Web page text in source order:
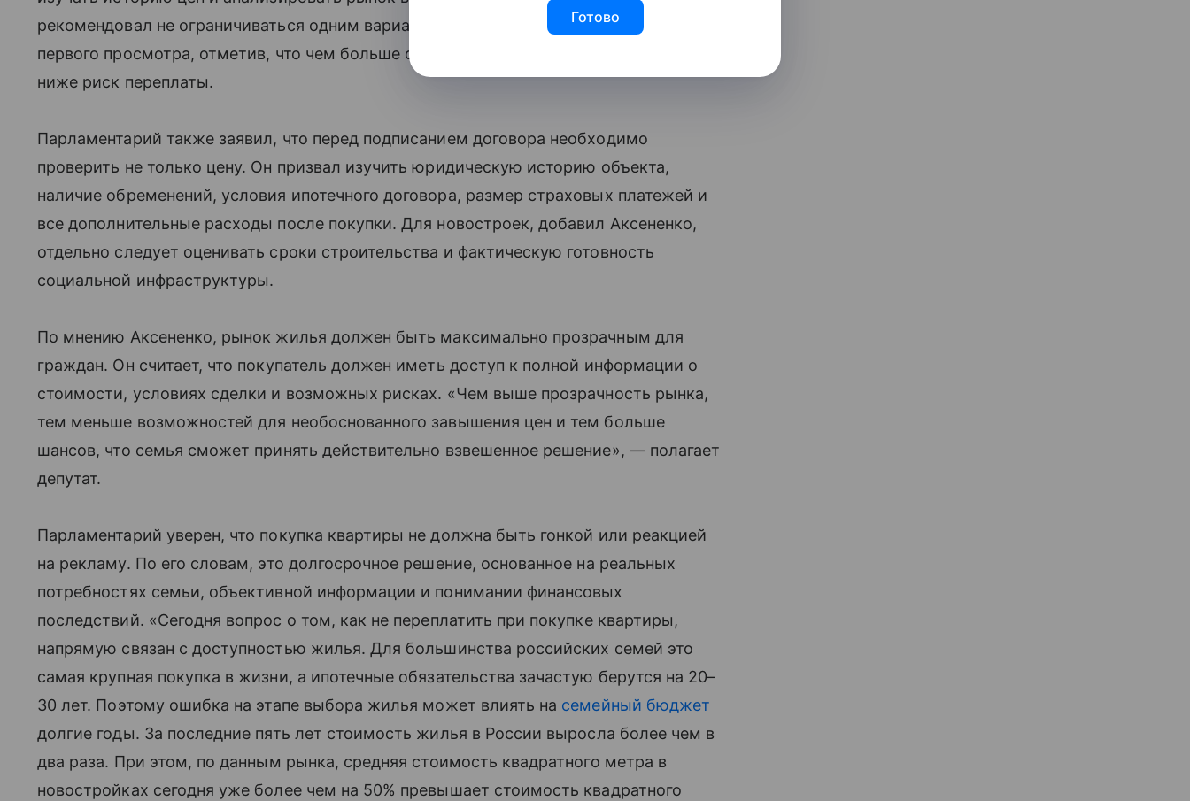
рекомендовал не ограничиваться одним вариантом и не принимать решение после
первого просмотра, отметив, что чем больше сопоставимых объектов изучено, тем
ниже риск переплаты.
Парламентарий также заявил, что перед подписанием договора необходимо
проверить не только цену. Он призвал изучить юридическую историю объекта,
наличие обременений, условия ипотечного договора, размер страховых платежей и
все дополнительные расходы после покупки. Для новостроек, добавил Аксененко,
отдельно следует оценивать сроки строительства и фактическую готовность
социальной инфраструктуры.
По мнению Аксененко, рынок жилья должен быть максимально прозрачным для
граждан. Он считает, что покупатель должен иметь доступ к полной информации о
стоимости, условиях сделки и возможных рисках. «Чем выше прозрачность рынка,
тем меньше возможностей для необоснованного завышения цен и тем больше
шансов, что семья сможет принять действительно взвешенное решение», — полагает
депутат.
Парламентарий уверен, что покупка квартиры не должна быть гонкой или реакцией
на рекламу. По его словам, это долгосрочное решение, основанное на реальных
потребностях семьи, объективной информации и понимании финансовых
последствий. «Сегодня вопрос о том, как не переплатить при покупке квартиры,
напрямую связан с доступностью жилья. Для большинства российских семей это
самая крупная покупка в жизни, а ипотечные обязательства зачастую берутся на 20–
30 лет. Поэтому ошибка на этапе выбора жилья может влиять на семейный бюджет
долгие годы. За последние пять лет стоимость жилья в России выросла более чем в
два раза. При этом, по данным рынка, средняя стоимость квадратного метра в
новостройках сегодня уже более чем на 50% превышает стоимость квадратного
Готово